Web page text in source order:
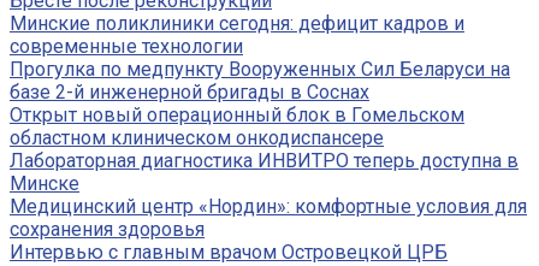
Минские поликлиники сегодня: дефицит кадров и
современные технологии
Прогулка по медпункту Вооруженных Сил Беларуси на
базе 2-й инженерной бригады в Соснах
Открыт новый операционный блок в Гомельском
областном клиническом онкодиспансере
Лабораторная диагностика ИНВИТРО теперь доступна в
Минске
Медицинский центр «Нордин»: комфортные условия для
сохранения здоровья
Интервью с главным врачом Островецкой ЦРБ